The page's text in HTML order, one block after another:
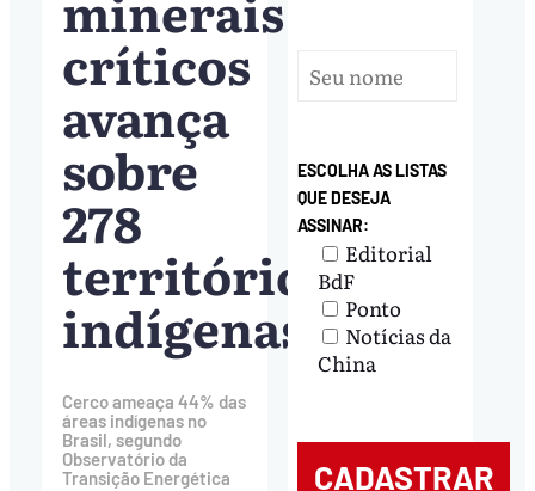
críticos
avança
sobre
278
territórios
indígenas
Cerco ameaça 44% das
áreas indígenas no
Brasil, segundo
Observatório da
Transição Energética
ESCOLHA AS LISTAS
QUE DESEJA
ASSINAR:
Editorial
BdF
Ponto
Notícias da
China